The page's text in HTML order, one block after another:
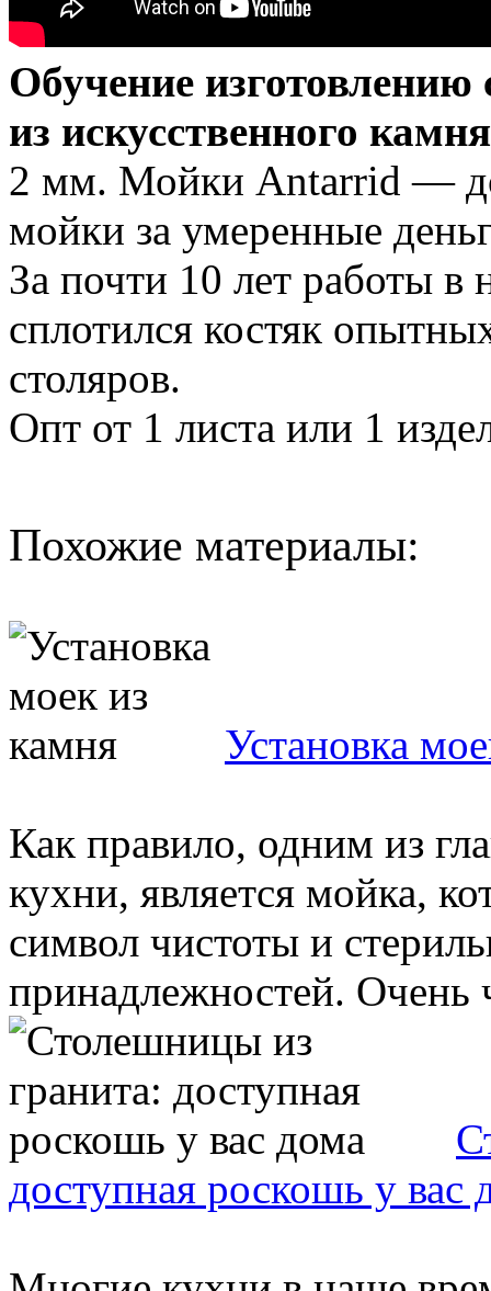
Обучение
из искусственного
2 мм. Мойки Antarrid —
мойки за умеренные
За почти 10 лет работы в
сплотился костяк
столяров.
Опт от 1 листа или 1
Похожие материалы:
Установка
Как правило, одним из
кухни, является мойка,
символ чистоты и
принадлежностей. Очень
доступная роскошь у вас